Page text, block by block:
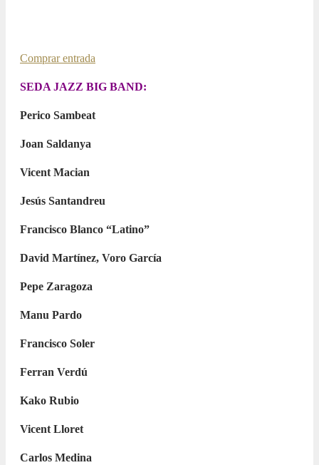
Comprar entrada
SEDA JAZZ BIG BAND:
Perico Sambeat
Joan Saldanya
Vicent Macian
Jesús Santandreu
Francisco Blanco “Latino”
David Martínez, Voro García
Pepe Zaragoza
Manu Pardo
Francisco Soler
Ferran Verdú
Kako Rubio
Vicent Lloret
Carlos Medina